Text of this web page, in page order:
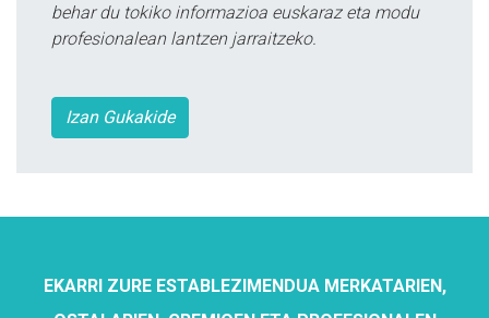
behar du tokiko informazioa euskaraz eta modu
profesionalean lantzen jarraitzeko.
Izan Gukakide
EKARRI ZURE ESTABLEZIMENDUA MERKATARIEN,